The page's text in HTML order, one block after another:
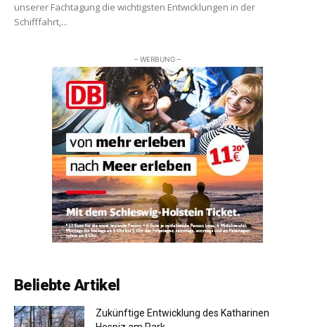
unserer Fachtagung die wichtigsten Entwicklungen in der
Schifffahrt,...
– WERBUNG –
Beliebte Artikel
Zukünftige Entwicklung des Katharinen